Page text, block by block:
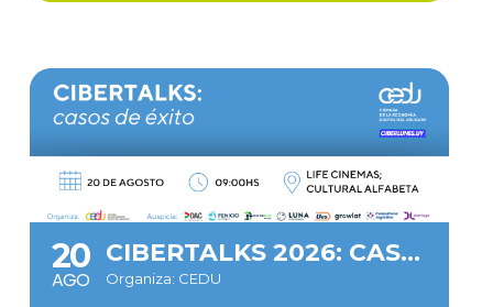
20
AGO
CIBERTALKS 2026: CASOS DE ÉXITO
Organiza: CEDU